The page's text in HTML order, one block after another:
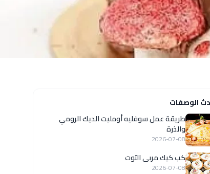
الوصفات
طريقة عمل سوفليه أومليت الديك الرومي
والذرة
2026-07-08
كب كيك مربى التوت
2026-07-08